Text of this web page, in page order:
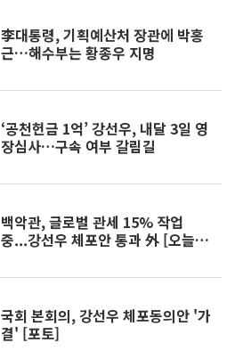
李대통령, 기획예산처 장관에 박홍
근…해수부는 황종우 지명
‘공천헌금 1억’ 강선우, 내달 3일 영
장심사…구속 여부 갈림길
백악관, 글로벌 관세 15% 작업
중...강선우 체포안 통과 外 [오늘의
국회 본회의, 강선우 체포동의안 '가
결' [포토]